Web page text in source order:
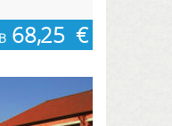
68,25 €